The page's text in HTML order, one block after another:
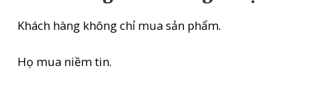
Khách hàng không chỉ mua sản phẩm.
Họ mua niềm tin.